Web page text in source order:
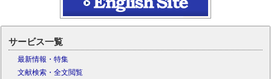
サービス一覧
最新情報・特集
文献検索・全文閲覧